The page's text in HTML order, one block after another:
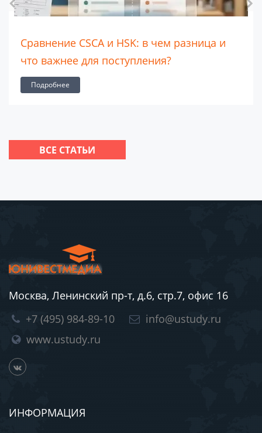
Школа для иностранных граждан Maple
Leaf: образование мирового уровня в
Китае и за рубежом
ВСЕ СТАТЬИ
Москва, Ленинский пр-т, д.6, стр.7, офис 16
+7 (495) 984-89-10
info@ustudy.ru
www.ustudy.ru
ИНФОРМАЦИЯ